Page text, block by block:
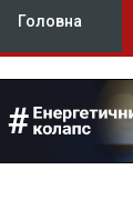
Головна